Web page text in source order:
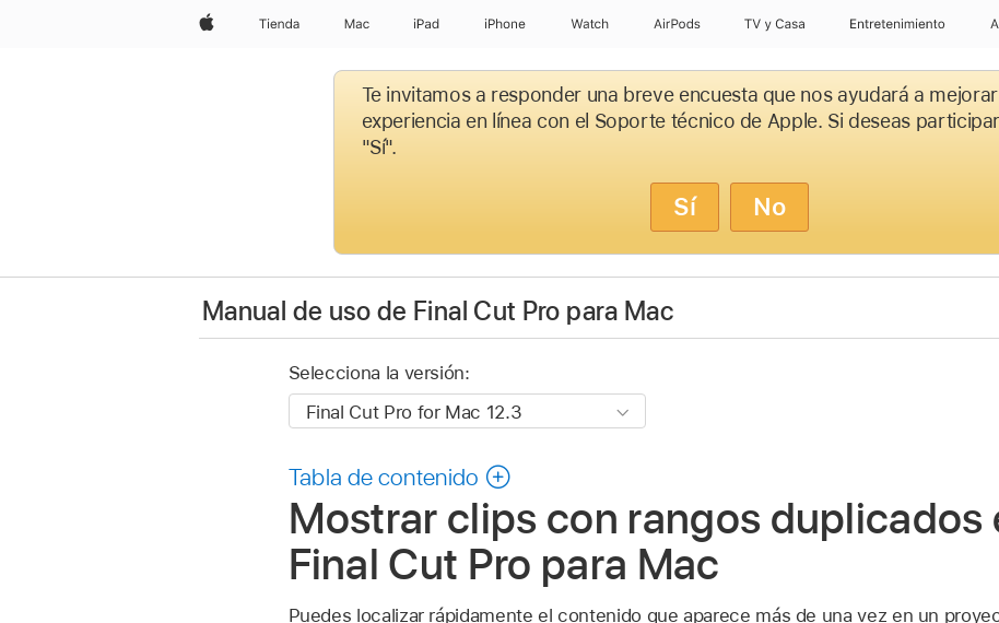
AppleTienda Mac iPad iPhone Watch AirPods TV & Casa Entretenimiento
Te invitamos a responder una breve encuesta que nos ayudará a
experiencia en línea con el Soporte técnico de Apple. Si deseas
"Sí".
Sí No
Manual de uso de Final Cut Pro para Mac
Selecciona la versión:
Tabla de contenido
Mostrar clips con rangos duplicados
Final Cut Pro para Mac
Puedes localizar rápidamente el contenido que aparece más de una vez en un